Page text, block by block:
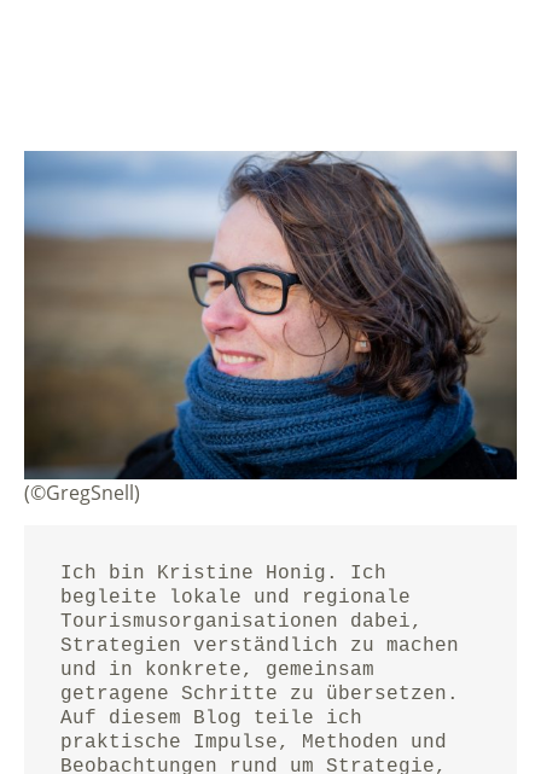
(©GregSnell)
Ich bin Kristine Honig. Ich
begleite lokale und regionale
Tourismusorganisationen dabei,
Strategien verständlich zu machen
und in konkrete, gemeinsam
getragene Schritte zu übersetzen.
Auf diesem Blog teile ich
praktische Impulse, Methoden und
Beobachtungen rund um Strategie,